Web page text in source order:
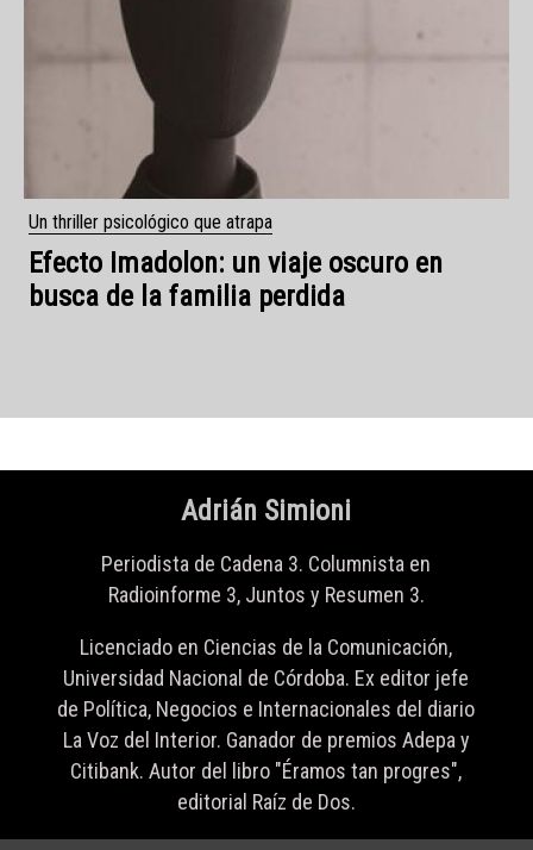
Adrián Simioni
Periodista de Cadena 3. Columnista en
Radioinforme 3, Juntos y Resumen 3.
Licenciado en Ciencias de la Comunicación,
Universidad Nacional de Córdoba. Ex editor jefe
de Política, Negocios e Internacionales del diario
La Voz del Interior. Ganador de premios Adepa y
Citibank. Autor del libro "Éramos tan progres",
editorial Raíz de Dos.